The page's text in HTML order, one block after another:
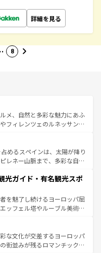
詳細を見る
8
メ、自然と多彩な魅力にあふ
フィレンツェのルネッサンス
園風景やアマルフィ海岸の絶
い。観光の合間には、本場の
タリア料理を堪能することも
れられない旅をしてみよう！
めるスペインは、太陽が降り
レネー山脈まで、多彩な自然
熱的なフラメンコ、熱気あふ
パスが生活の一部となってい
れた雰囲気や、バルセロナの
方では古代ローマ遺跡や中世
候が異なるスペインはその個
性で訪れる人を魅了する。 なお、新着のスペイン情報は コ
い。
光ガイド・有名観光スポ
を魅了し続けるヨーロッパ屈
ッフェル塔やルーブル美術館
る。華麗な宮殿、歴史的な大
豊かな自然が、訪れる者を心
スは美食の国としても知ら
な文化が交差するヨーロッパ
街並みが残るロマンチック街